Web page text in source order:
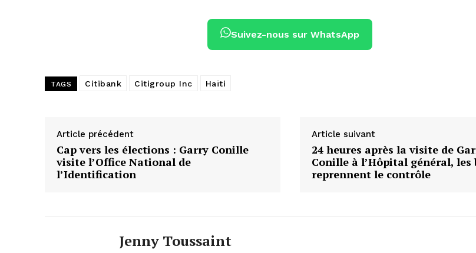
Suivez-nous sur WhatsApp
TAGS Citibank Citigroup Inc Haïti
Article précédent
Cap vers les élections : Garry Conille
visite l’Office National de
l’Identification
Article suivant
24 heures après la visite de
Conille à l’Hôpital général, les
reprennent le contrôle
Jenny Toussaint